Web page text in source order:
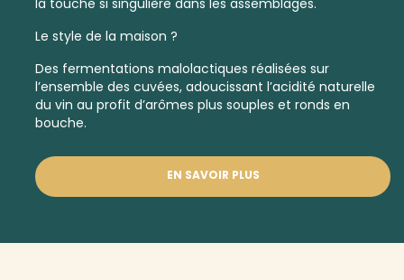
Le style de la maison ?
Des fermentations malolactiques réalisées sur
l’ensemble des cuvées, adoucissant l’acidité naturelle
du vin au profit d’arômes plus souples et ronds en
bouche.
EN SAVOIR PLUS